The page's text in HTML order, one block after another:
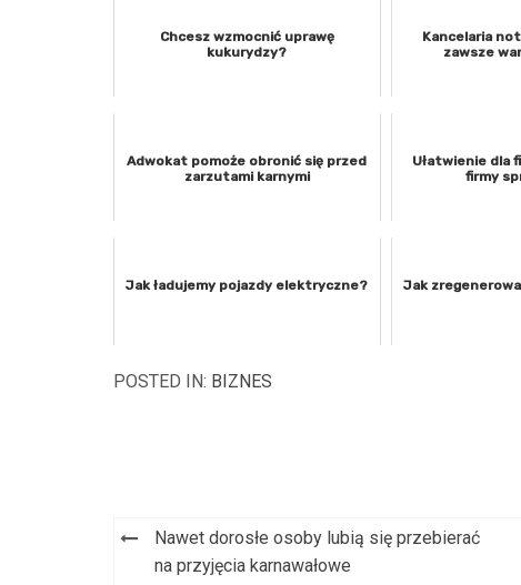
Chcesz wzmocnić uprawę
kukurydzy?
Kancelaria
zawsze
Adwokat pomoże obronić się przed
zarzutami karnymi
Ułatwienie dla
firmy
Jak ładujemy pojazdy elektryczne? Jak
POSTED IN: BIZNES
Nawigacja
Nawet dorosłe osoby lubią się przebierać
na przyjęcia karnawałowe